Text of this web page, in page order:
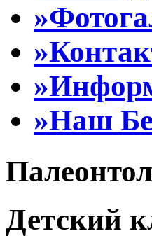
»Наш
Детский